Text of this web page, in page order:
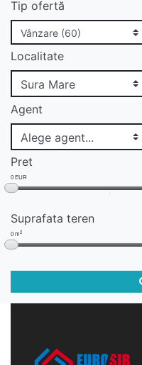
Tip ofertă
Localitate
Agent
Pret
0 EUR
Suprafata teren
0 m2